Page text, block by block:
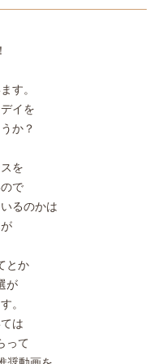
す。
イを
か？
を
で
るのかは
とか
が
。
は
って